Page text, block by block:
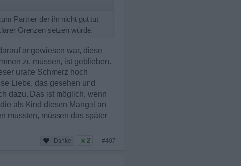
Partner der ihr nicht gut tut
Grenzen setzen würde.
angewiesen war, diese
zu müssen, ist geblieben.
uralte Schmerz hoch
Liebe, das gesehen und
dazu. Das ist möglich, wenn
als Kind diesen Mangel an
mussten, müssen das später
x 2 #407